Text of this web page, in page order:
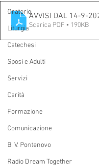
Oratorio
Liturgia
Catechesi
Sposi e Adulti
Servizi
Carità
Formazione
Comunicazione
B. V. Pontenovo
Radio Dream Together
AVVISI DAL 14-9-
Scarica PDF • 190KB